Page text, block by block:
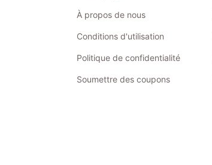
À propos de nous
Conditions d'utilisation
Politique de confidentialité
Soumettre des coupons